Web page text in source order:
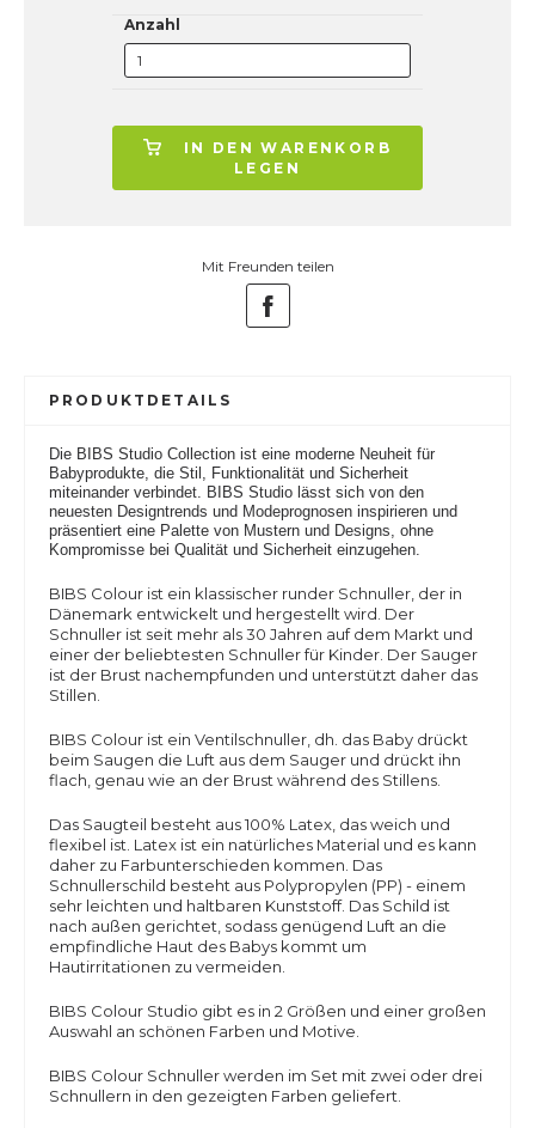
Anzahl
IN DEN WARENKORB
LEGEN
Mit Freunden teilen
PRODUKTDETAILS
Die BIBS Studio Collection ist eine moderne Neuheit für
Babyprodukte, die Stil, Funktionalität und Sicherheit
miteinander verbindet. BIBS Studio lässt sich von den
neuesten Designtrends und Modeprognosen inspirieren und
präsentiert eine Palette von Mustern und Designs, ohne
Kompromisse bei Qualität und Sicherheit einzugehen.
BIBS Colour ist ein klassischer runder Schnuller, der in
Dänemark entwickelt und hergestellt wird. Der
Schnuller ist seit mehr als 30 Jahren auf dem Markt und
einer der beliebtesten Schnuller für Kinder. Der Sauger
ist der Brust nachempfunden und unterstützt daher das
Stillen.
BIBS Colour ist ein Ventilschnuller, dh. das Baby drückt
beim Saugen die Luft aus dem Sauger und drückt ihn
flach, genau wie an der Brust während des Stillens.
Das Saugteil besteht aus 100% Latex, das weich und
flexibel ist. Latex ist ein natürliches Material und es kann
daher zu Farbunterschieden kommen. Das
Schnullerschild besteht aus Polypropylen (PP) - einem
sehr leichten und haltbaren Kunststoff. Das Schild ist
nach außen gerichtet, sodass genügend Luft an die
empfindliche Haut des Babys kommt um
Hautirritationen zu vermeiden.
BIBS Colour Studio gibt es in 2 Größen und einer großen
Auswahl an schönen Farben und Motive.
BIBS Colour Schnuller werden im Set mit zwei oder drei
Schnullern in den gezeigten Farben geliefert.